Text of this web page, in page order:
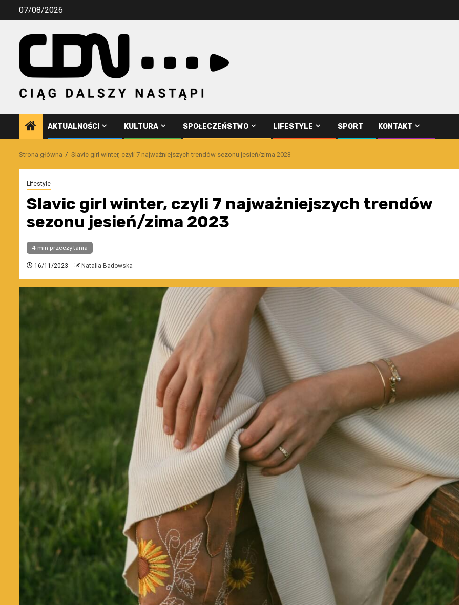
Przejdź07/08/2026
AKTUALNOŚCI KULTURA SPOŁECZEŃSTWO LIFESTYLE SPORT KONTAKT
Strona główna Slavic girl winter, czyli 7 najważniejszych trendów sezonu jesień/zima 2023
Lifestyle
Slavic girl winter, czyli 7 najważniejszych trendów
sezonu jesień/zima 2023
4 min przeczytania
16/11/2023 Natalia Badowska